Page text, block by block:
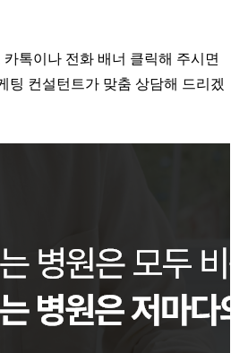
톡이나 전화 배너 클릭해 주시면
팅 컨설턴트가 맞춤 상담해 드리겠